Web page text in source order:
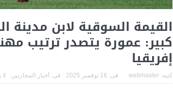
القيمة السوقية لابن مدينة
كبير: عمورة يتصدر ترتيب
إفريقيا
كتبه: webmaster فى: 16 نوفمبر 2025 فى: أخبار المحاربين